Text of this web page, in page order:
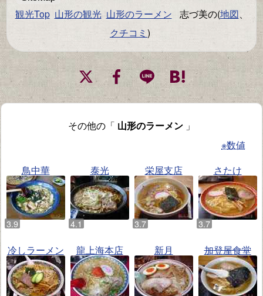
観光Top 山形の観光 山形のラーメン 志づ美の(地図、
クチコミ )
その他の「 山形のラーメン 」
※数値
鳥中華
泰光 栄屋支店 さたけ
冷しラーメン 龍上海本店 新月 加登屋食堂